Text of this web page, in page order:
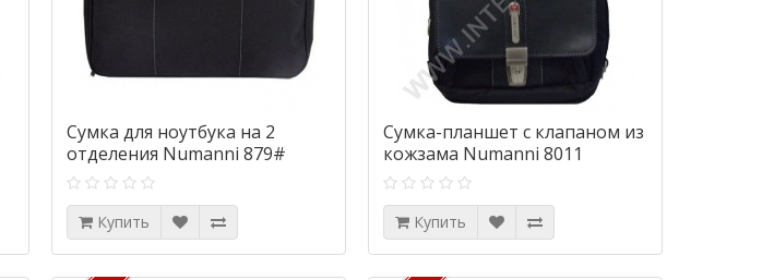
Сумка для ноутбука на 2
отделения Numanni 879#
Купить
Сумка-планшет с клапаном из
кожзама Numanni 8011
Купить